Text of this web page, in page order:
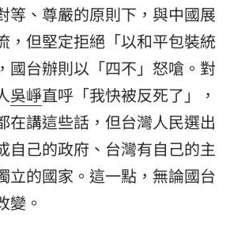
等、尊嚴的原則下，與中國展
，但堅定拒絕「以和平包裝統
國台辦則以「四不」怒嗆。對
吳崢直呼「我快被反死了」，
在講這些話，但台灣人民選出
自己的政府、台灣有自己的主
立的國家。這一點，無論國台
變。